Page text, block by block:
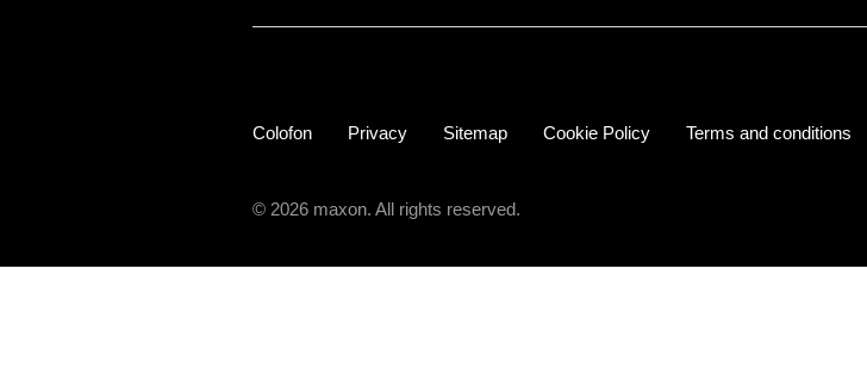
Colofon Privacy Sitemap Cookie Policy Terms and conditions
© 2026 maxon. All rights reserved.